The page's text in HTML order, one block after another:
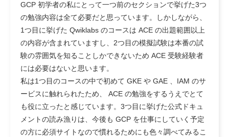
GCP 初学者の私にとって一つ前のセクションで挙げた3つ
の勉強内容は全て必要だと思っています。しかしながら、
1つ目に挙げた Qwiklabs のコースは ACE の出題範囲以上
の内容が含まれていますし、2つ目の模擬試験は本番の試
験の雰囲気を知ることしかできないため ACE 受験経験者
には必要はないと思います。
私は1つ目のコースの中で初めて GKE や GAE 、IAM のサ
ービスに触れられたため、 ACE の勉強をするうえでとて
も役に立ったと感じています。3つ目に挙げた公式ドキュ
メントの読み漁りは、今後も GCP を仕事にしていく予定
の方に必須サイトなので慣れるためにも色々調べてみるこ